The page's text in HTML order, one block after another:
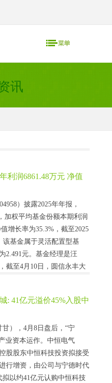
讯
利润6861.48万元 净值
）披露2025年年报，
加权平均基金份额本期利润
增长率为35.3%，截至2025
该基金属于灵活配置型基
2.491元。基金经理是汪
截至4月10日，圆信永丰大
: 41亿元溢价45%入股中
），4月8日盘后，“宁
业资本运作。中恒电气
股股东中恒科技投资拟接受
行增资，由公司与宁德时代
以约41亿元认购中恒科技